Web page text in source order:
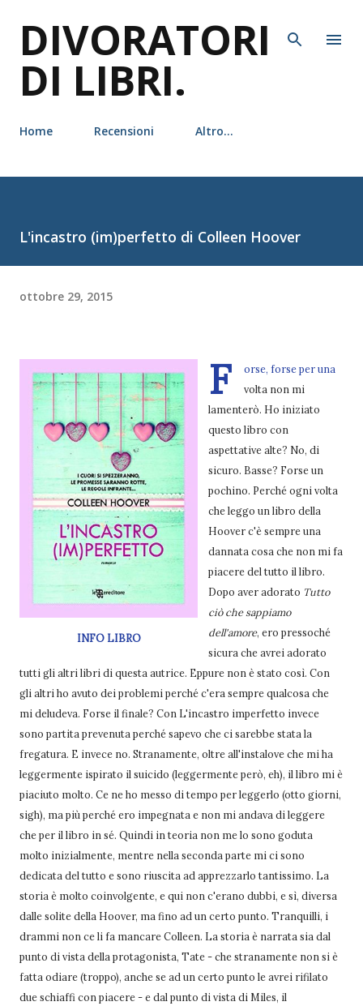
DIVORATORI
DI LIBRI.
Home Recensioni Altro…
L'incastro (im)perfetto di Colleen Hoover
ottobre 29, 2015
INFO LIBRO
F
orse, forse per una
volta non mi
lamenterò. Ho iniziato
questo libro con
aspettative alte? No, di
sicuro. Basse? Forse un
pochino. Perché ogni volta
che leggo un libro della
Hoover c'è sempre una
dannata cosa che non mi fa
piacere del tutto il libro.
Dopo aver adorato Tutto
ciò che sappiamo
dell'amore, ero pressoché
sicura che avrei adorato
tutti gli altri libri di questa autrice. Eppure non è stato così. Con
gli altri ho avuto dei problemi perché c'era sempre qualcosa che
mi deludeva. Forse il finale? Con L'incastro imperfetto invece
sono partita prevenuta perché sapevo che ci sarebbe stata la
fregatura. E invece no. Stranamente, oltre all'instalove che mi ha
leggermente ispirato il suicido (leggermente però, eh), il libro mi è
piaciuto molto. Ce ne ho messo di tempo per leggerlo (otto giorni,
sigh), ma più perché ero impegnata e non mi andava di leggere
che per il libro in sé. Quindi in teoria non me lo sono goduta
molto inizialmente, mentre nella seconda parte mi ci sono
dedicata del tutto e sono riuscita ad apprezzarlo tantissimo. La
storia è molto coinvolgente, e qui non c'erano dubbi, e sì, diversa
dalle solite della Hoover, ma fino ad un certo punto. Tranquilli, i
drammi non ce li fa mancare Colleen. La storia è narrata sia dal
punto di vista della protagonista, Tate - che stranamente non si è
fatta odiare (troppo), anche se ad un certo punto le avrei rifilato
due schiaffi con piacere - e dal punto di vista di Miles, il